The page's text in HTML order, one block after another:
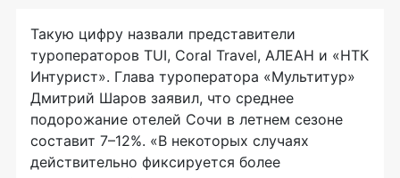
Такую цифру назвали представители
туроператоров TUI, Coral Travel, АЛЕАН и «НТК
Интурист». Глава туроператора «Мультитур»
Дмитрий Шаров заявил, что среднее
подорожание отелей Сочи в летнем сезоне
составит 7–12%. «В некоторых случаях
действительно фиксируется более